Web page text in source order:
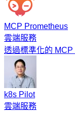
MCP Prometheus
雲端服務
透過標準化的 MCP
k8s Pilot
雲端服務